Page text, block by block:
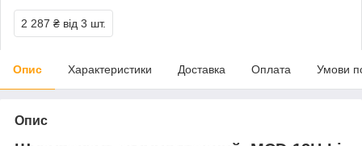
2 287 ₴ від 3 шт.
Опис Характеристики Доставка Оплата Умови
Опис